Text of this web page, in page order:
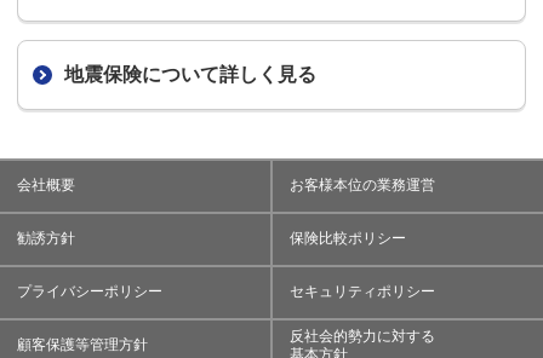
地震保険について詳しく見る
会社概要 お客様本位の業務運営
勧誘方針 保険比較ポリシー
プライバシーポリシー セキュリティポリシー
顧客保護等管理方針
反社会的勢力に対する
基本方針